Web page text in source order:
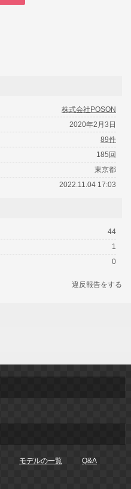
株式会社POSON
2020年2月3日
89件
185回
東京都
2022.11.04 17:03
44
1
0
違反報告をする
モデルの一覧 Q&A